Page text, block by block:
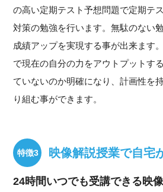
の高い定期テスト予想問題で定期テ
対策の勉強を行います。無駄のない
成績アップを実現する事が出来ます
で現在の自分の力をアウトプットす
ていないのか明確になり、計画性を
り組む事ができます。
映像解説授業で自宅
24時間いつでも受講できる映